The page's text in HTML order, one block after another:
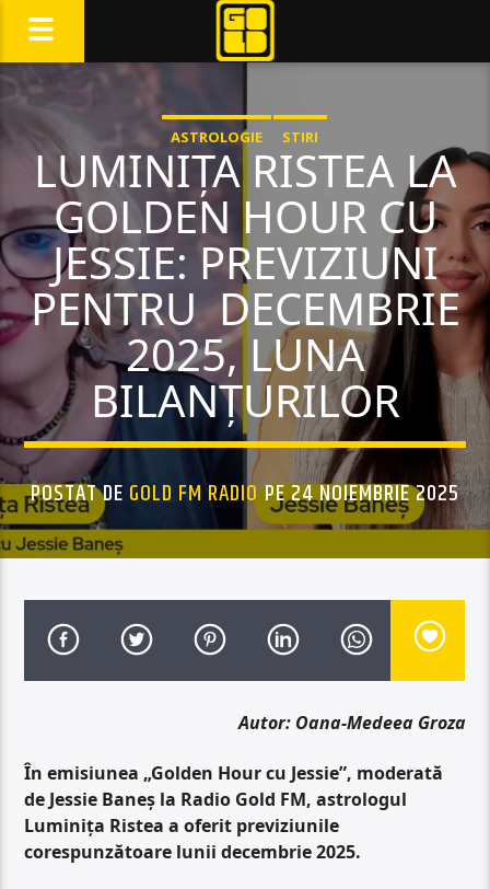
ASTROLOGIE STIRI
LUMINIȚA RISTEA LA
GOLDEN HOUR CU
JESSIE: PREVIZIUNI
PENTRU DECEMBRIE
2025, LUNA
BILANȚURILOR
POSTAT DE GOLD FM RADIOPE 24 NOIEMBRIE 2025
Autor: Oana-Medeea Groza
În emisiunea „Golden Hour cu Jessie”, moderată
de Jessie Baneș la Radio Gold FM, astrologul
Luminița Ristea a oferit previziunile
corespunzătoare lunii decembrie 2025.